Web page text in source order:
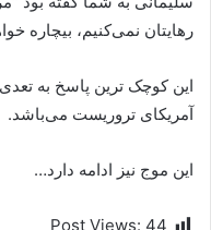
رهایتان نمی‌کنیم، بیچاره
این کوچک ترین پاسخ به
آمریکای تروریست می‌باشد.
این موج نیز ادامه دارد…
Post Views: 44